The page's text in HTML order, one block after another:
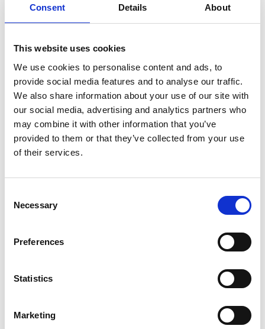
Consent Details About
This website uses cookies
We use cookies to personalise content and ads, to
provide social media features and to analyse our traffic.
We also share information about your use of our site with
our social media, advertising and analytics partners who
may combine it with other information that you’ve
provided to them or that they’ve collected from your use
of their services.
Selection
Necessary
Preferences
Statistics
Marketing
vinduer, TV-skærme, vinglas, alt sammen elementer, der er
både personlige og velkendte i den amerikanske kultur.
specifikt hus; snarere om et fysisk og psykologisk centrum,
hvor både tryghed og uro kan opleves.
I A House bliver huset ikke forstået som en bestemt
adresse, men som en tilstand: et sted, hvor verden træder
lidt tilbage, og eftertanken træder frem. Et indre landskab
formet af hukommelse, lys, årstid, tidens gang og de små
øjeblikke, der sætter sig i os, uden vi helt ved hvorfor. Vollos
malerier er stille, men aldrig tomme; de åbner en plads, hvor
fredag
Lokation